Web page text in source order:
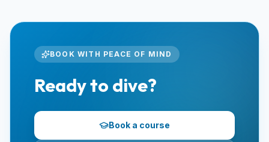
BOOK WITH PEACE OF MIND
Ready to dive?
Book a course